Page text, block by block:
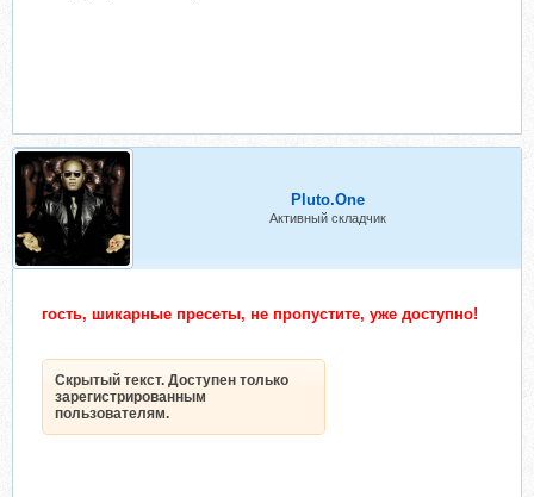
Pluto.One
Активный складчик
гость, шикарные пресеты, не пропустите, уже доступно!
Скрытый текст. Доступен только
зарегистрированным
пользователям.